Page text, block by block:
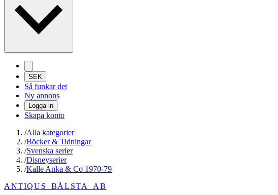
SEK
Så funkar det
Ny annons
Logga in
Skapa konto
/Alla kategorier
/Böcker & Tidningar
/Svenska serier
/Disneyserier
/Kalle Anka & Co 1970-79
ANTIQUS_BÅLSTA_AB